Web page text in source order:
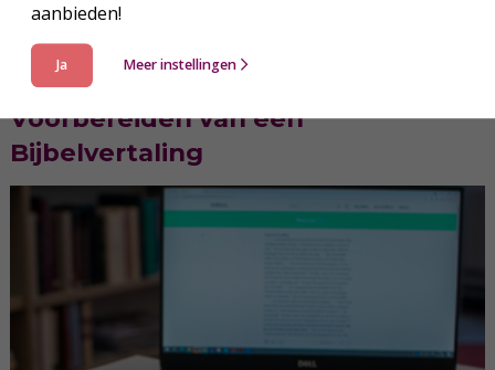
Voorbereiden van een
Bijbelvertaling
aanbieden!
Ja Meer instellingen